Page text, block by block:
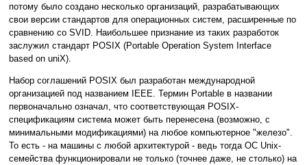
потому было создано несколько организаций, разрабатывающих
свои версии стандартов для операционных систем, расширенные по
сравнению со SVID. Наибольшее признание из таких разработок
заслужил стандарт POSIX (Portable Operation System Interface
based on uniX).
Набор соглашений POSIX был разработан международной
организацией под названием IEEE. Термин Portable в названии
первоначально означал, что соответствующая POSIX-
спецификациям система может быть перенесена (возможно, с
минимальными модификациями) на любое компьютерное "железо".
То есть - на машины с любой архитектурой - ведь тогда ОС Unix-
семейства функционировали не только (точнее даже, не столько) на